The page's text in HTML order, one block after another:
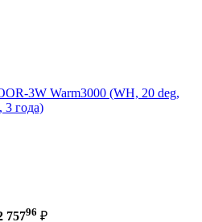
3W Warm3000 (WH, 20 deg,
года)
75796 ₽